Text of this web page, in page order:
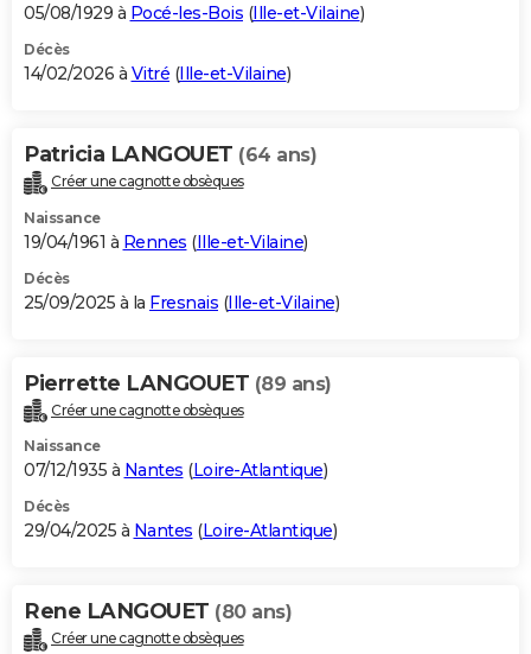
05/08/1929 à Pocé-les-Bois (Ille-et-Vilaine)
Décès
14/02/2026 à Vitré (Ille-et-Vilaine)
Patricia LANGOUET (64 ans)
Créer une cagnotte obsèques
Naissance
19/04/1961 à Rennes (Ille-et-Vilaine)
Décès
25/09/2025 à la Fresnais (Ille-et-Vilaine)
Pierrette LANGOUET (89 ans)
Créer une cagnotte obsèques
Naissance
07/12/1935 à Nantes (Loire-Atlantique)
Décès
29/04/2025 à Nantes (Loire-Atlantique)
Rene LANGOUET (80 ans)
Créer une cagnotte obsèques